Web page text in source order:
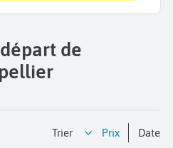
de
Trier prix date